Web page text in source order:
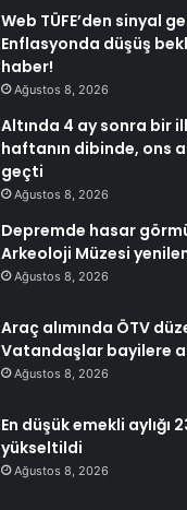
Web TÜFE’den sinyal
Enflasyonda düşüş
haber!
Ağustos 8, 2026
Altında 4 ay sonra bir
haftanın dibinde, ons
geçti
Ağustos 8, 2026
Depremde hasar
Arkeoloji Müzesi
Ağustos 8, 2026
Araç alımında ÖTV
Vatandaşlar bayilere
Ağustos 8, 2026
En düşük emekli aylığı
yükseltildi
Ağustos 8, 2026